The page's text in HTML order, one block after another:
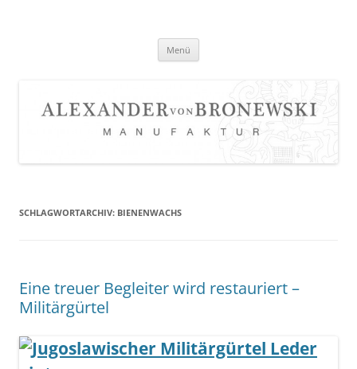
Menü
SCHLAGWORTARCHIV: BIENENWACHS
Eine treuer Begleiter wird restauriert –
Militärgürtel